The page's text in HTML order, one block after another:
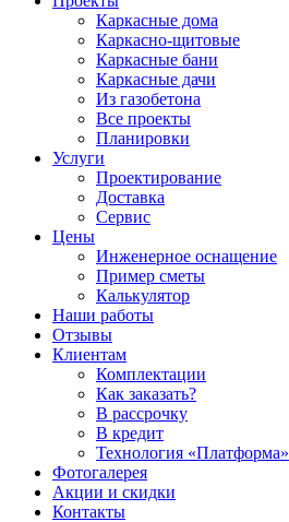
Каркасные дома
Каркасно-щитовые
Каркасные бани
Каркасные дачи
Из газобетона
Все проекты
Планировки
Услуги
Проектирование
Доставка
Сервис
Цены
Инженерное оснащение
Пример сметы
Калькулятор
Наши работы
Отзывы
Клиентам
Комплектации
Как заказать?
В рассрочку
В кредит
Технология «Платформа»
Фотогалерея
Акции и скидки
Контакты